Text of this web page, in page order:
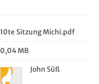
10te Sitzung Michi.pdf
0,04 MB
John Süß